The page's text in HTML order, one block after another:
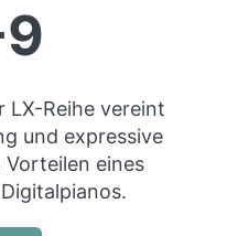
LX-Reihe vereint
und expressive
eines